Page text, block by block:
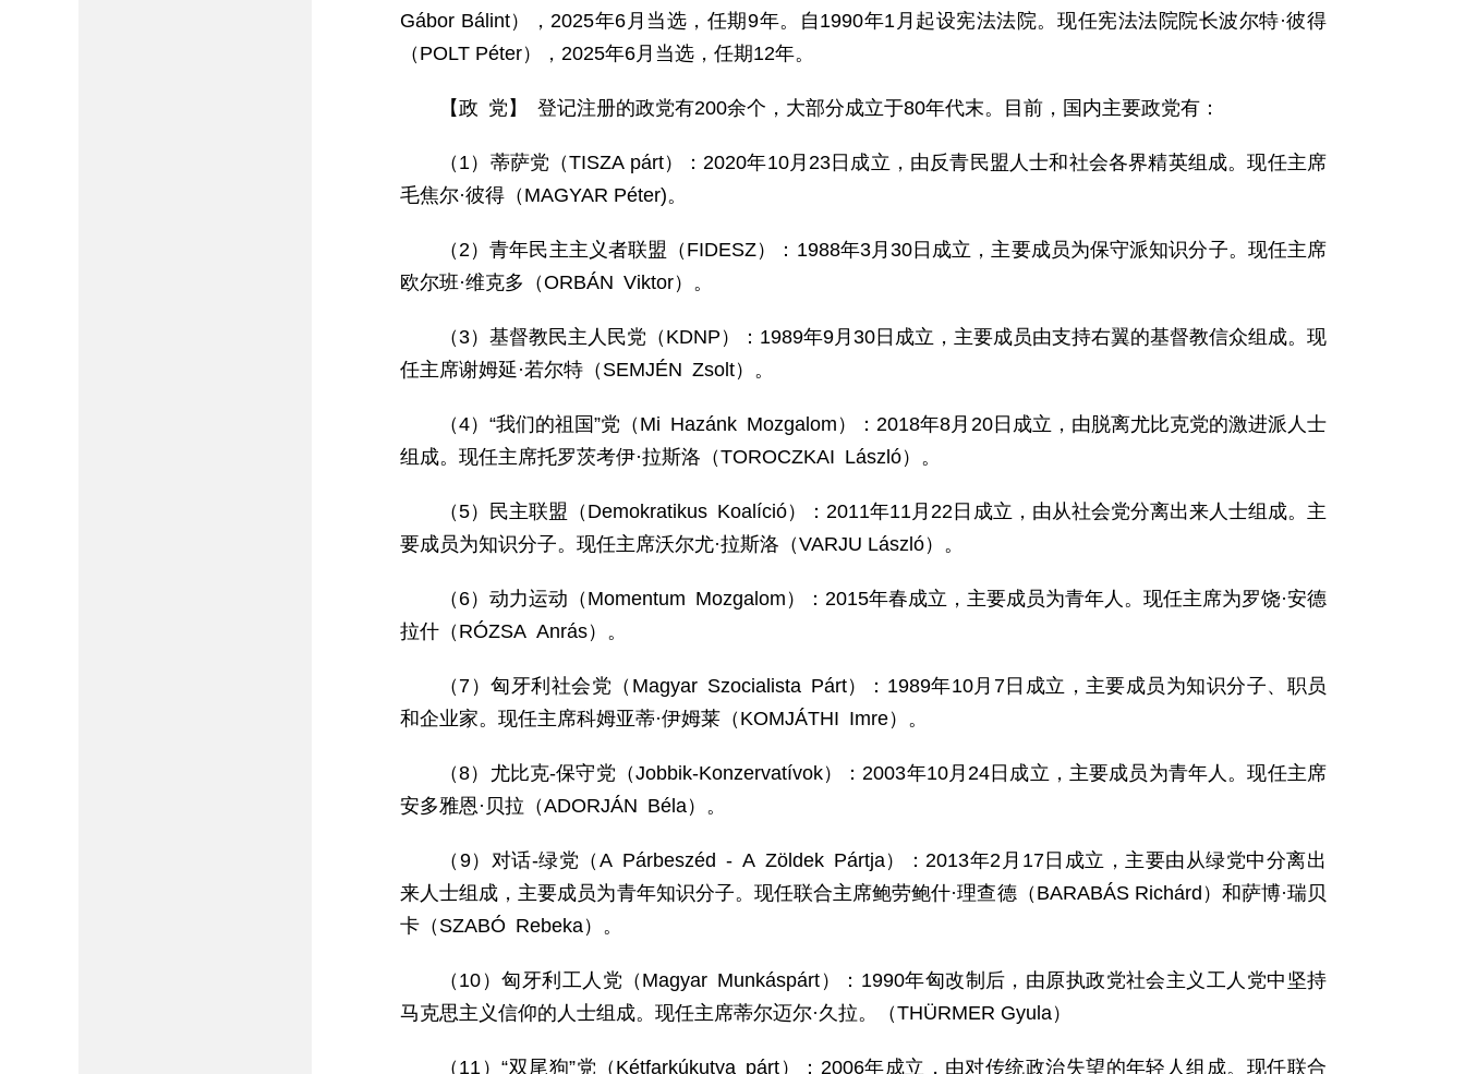
Gábor Bálint），2025年6月当选，任期9年。自1990年1月起设宪法法院。现任宪法法院院长波尔特·彼得
（POLT Péter），2025年6月当选，任期12年。
【政 党】 登记注册的政党有200余个，大部分成立于80年代末。目前，国内主要政党有：
（1）蒂萨党（TISZA párt）：2020年10月23日成立，由反青民盟人士和社会各界精英组成。现任主席
毛焦尔·彼得（MAGYAR Péter)。
（2）青年民主主义者联盟（FIDESZ）：1988年3月30日成立，主要成员为保守派知识分子。现任主席
欧尔班·维克多（ORBÁN Viktor）。
（3）基督教民主人民党（KDNP）：1989年9月30日成立，主要成员由支持右翼的基督教信众组成。现
任主席谢姆延·若尔特（SEMJÉN Zsolt）。
（4）“我们的祖国”党（Mi Hazánk Mozgalom）：2018年8月20日成立，由脱离尤比克党的激进派人士
组成。现任主席托罗茨考伊·拉斯洛（TOROCZKAI László）。
（5）民主联盟（Demokratikus Koalíció）：2011年11月22日成立，由从社会党分离出来人士组成。主
要成员为知识分子。现任主席沃尔尤·拉斯洛（VARJU László）。
（6）动力运动（Momentum Mozgalom）：2015年春成立，主要成员为青年人。现任主席为罗饶·安德
拉什（RÓZSA Anrás）。
（7）匈牙利社会党（Magyar Szocialista Párt）：1989年10月7日成立，主要成员为知识分子、职员
和企业家。现任主席科姆亚蒂·伊姆莱（KOMJÁTHI Imre）。
（8）尤比克-保守党（Jobbik-Konzervatívok）：2003年10月24日成立，主要成员为青年人。现任主席
安多雅恩·贝拉（ADORJÁN Béla）。
（9）对话-绿党（A Párbeszéd - A Zöldek Pártja）：2013年2月17日成立，主要由从绿党中分离出
来人士组成，主要成员为青年知识分子。现任联合主席鲍劳鲍什·理查德（BARABÁS Richárd）和萨博·瑞贝
卡（SZABÓ Rebeka）。
（10）匈牙利工人党（Magyar Munkáspárt）：1990年匈改制后，由原执政党社会主义工人党中坚持
马克思主义信仰的人士组成。现任主席蒂尔迈尔·久拉。（THÜRMER Gyula）
（11）“双尾狗”党（Kétfarkúkutya párt）：2006年成立，由对传统政治失望的年轻人组成。现任联合